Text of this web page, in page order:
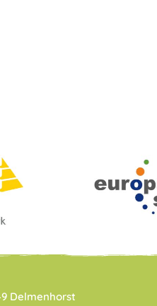
Delmenhorst